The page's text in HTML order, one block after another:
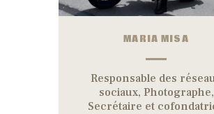
MARIA MISA
Responsable des
sociaux, Photographe,
Secrétaire et